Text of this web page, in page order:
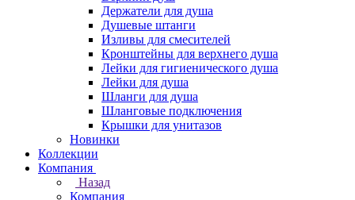
Держатели для душа
Душевые штанги
Изливы для смесителей
Кронштейны для верхнего душа
Лейки для гигиенического душа
Лейки для душа
Шланги для душа
Шланговые подключения
Крышки для унитазов
Новинки
Коллекции
Компания
Назад
Компания